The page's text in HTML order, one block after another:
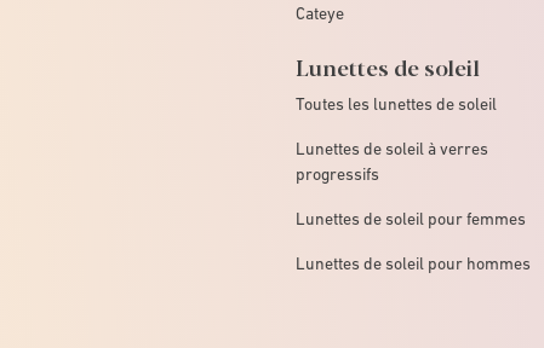
Cateye
Lunettes de soleil
Toutes les lunettes de soleil
Lunettes de soleil à verres
progressifs
Lunettes de soleil pour femmes
Lunettes de soleil pour hommes